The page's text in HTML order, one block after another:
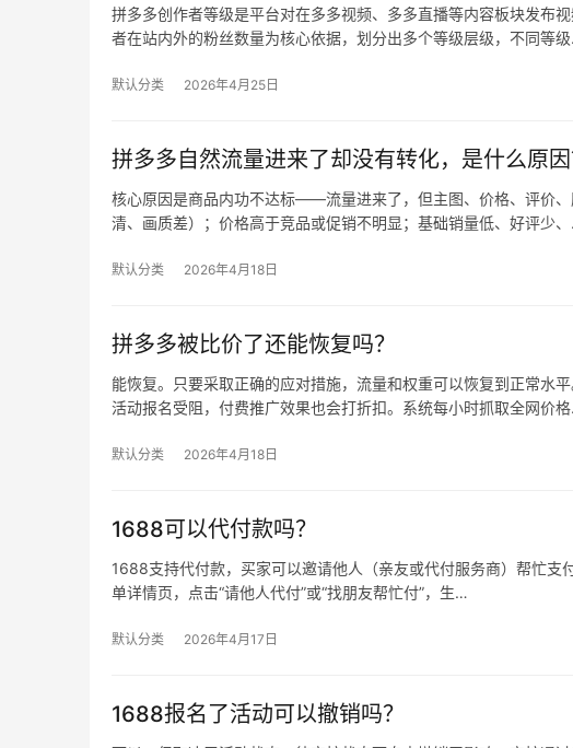
拼多多创作者等级是平台对在多多视频、多多直播等内容板块发布
者在站内外的粉丝数量为核心依据，划分出多个等级层级，不同等
默认分类 2026年4月25日
拼多多自然流量进来了却没有转化，是什么原因
核心原因是商品内功不达标——流量进来了，但主图、价格、评价
清、画质差）；价格高于竞品或促销不明显；基础销量低、好评少
默认分类 2026年4月18日
拼多多被比价了还能恢复吗？
能恢复。只要采取正确的应对措施，流量和权重可以恢复到正常水
活动报名受阻，付费推广效果也会打折扣。系统每小时抓取全网价
默认分类 2026年4月18日
1688可以代付款吗？
1688支持代付款，买家可以邀请他人（亲友或代付服务商）帮忙
单详情页，点击“请他人代付”或“找朋友帮忙付”，生…
默认分类 2026年4月17日
1688报名了活动可以撤销吗？